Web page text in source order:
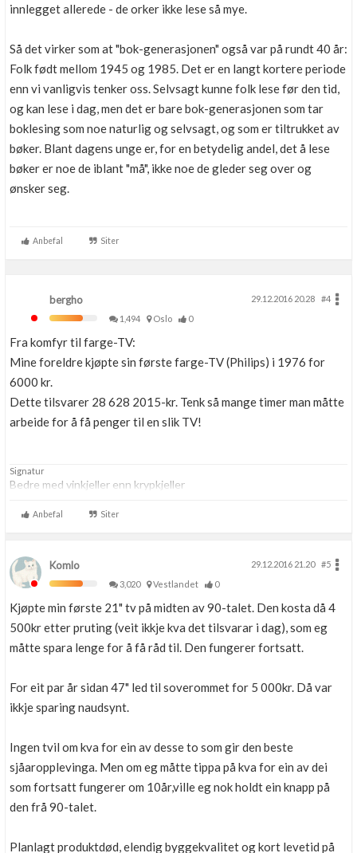
innlegget allerede - de orker ikke lese så mye.
Så det virker som at "bok-generasjonen" også var på rundt 40 år:
Folk født mellom 1945 og 1985. Det er en langt kortere periode
enn vi vanligvis tenker oss. Selvsagt kunne folk lese før den tid,
og kan lese i dag, men det er bare bok-generasjonen som tar
boklesing som noe naturlig og selvsagt, og som er tiltrukket av
bøker. Blant dagens unge er, for en betydelig andel, det å lese
bøker er noe de iblant "må", ikke noe de gleder seg over og
ønsker seg.
Anbefal Siter
bergho 29.12.2016 20.28
#4
1,494
Oslo 0
Fra komfyr til farge-TV:
Mine foreldre kjøpte sin første farge-TV (Philips) i 1976 for
6000 kr.
Dette tilsvarer 28 628 2015-kr. Tenk så mange timer man måtte
arbeide for å få penger til en slik TV!
Signatur
Bedre med vinkjeller enn krypkjeller
Anbefal Siter
Komlo 29.12.2016 21.20
#5
3,020
Vestlandet 0
Kjøpte min første 21" tv på midten av 90-talet. Den kosta då 4
500kr etter pruting (veit ikkje kva det tilsvarar i dag), som eg
måtte spara lenge for å få råd til. Den fungerer fortsatt.
For eit par år sidan 47" led til soverommet for 5 000kr. Då var
ikkje sparing naudsynt.
Ingen tvil om kva for ein av desse to som gir den beste
sjåaropplevinga. Men om eg måtte tippa på kva for ein av dei
som fortsatt fungerer om 10år,ville eg nok holdt ein knapp på
den frå 90-talet.
Planlagt produktdød, elendig byggekvalitet og kort levetid på